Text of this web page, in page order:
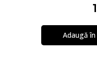
Adaugă